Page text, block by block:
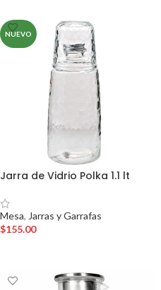
NUEVO
Jarra de Vidrio Polka 1.1 lt
Mesa, Jarras y Garrafas
$155.00